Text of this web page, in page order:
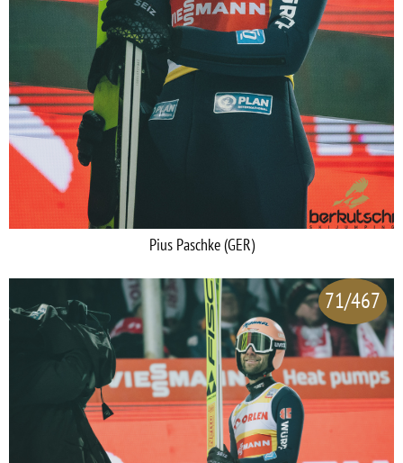
Pius Paschke (GER)
71/467